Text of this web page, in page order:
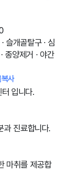
슬개골탈구 · 심
종양제거 · 야간
복사
입니다.
과 진료합니다.
마취를 제공합